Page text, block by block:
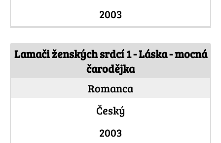
2003
Lamači ženských srdcí 1 - Láska - mocná
čarodějka
Romanca
Český
2003